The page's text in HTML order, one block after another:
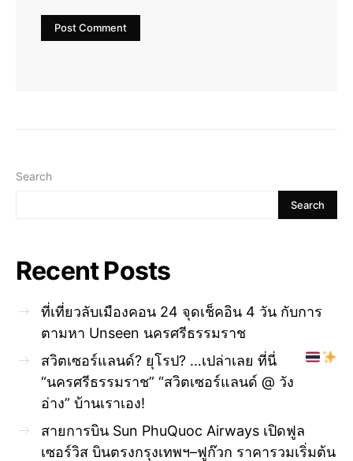
Search
Search
Recent Posts
ที่เที่ยวลับเมืองคอน 24 จุดเช็คอิน 4 วัน กับการ
ตามหา Unseen นครศรีธรรมราช
สวิตเซอร์แลนด์? ยุโรป? …เปล่าเลย ที่นี่
“นครศรีธรรมราช” “สวิตเซอร์แลนด์ @ วัง
อ่าง” บ้านเราเอง!
สายการบิน Sun PhuQuoc Airways เปิดฟูล
เซอร์วิส บินตรงกรุงเทพฯ–ฟูก๊วก ราคารวมเริ่มต้น